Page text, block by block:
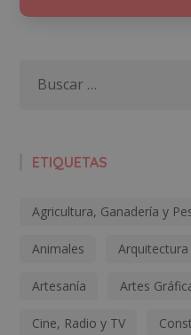
ETIQUETAS
Agricultura, Ganadería y
Animales Arquitectura
Artesanía Artes
Cine, Radio y TV